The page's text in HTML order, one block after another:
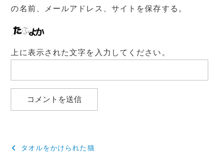
の名前、メールアドレス、サイトを保存する。
上に表示された文字を入力してください。
投
タオルをかけられた猫